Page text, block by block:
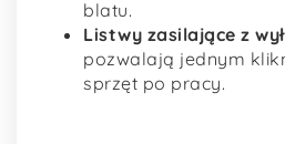
blatu.
Listwy zasilające z
pozwalają jednym
sprzęt po pracy.